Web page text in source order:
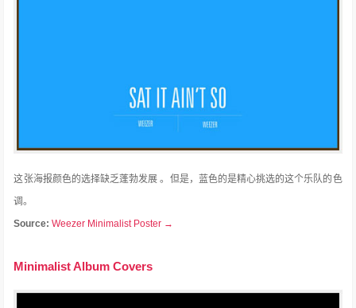
这张海报颜色的选择缺乏蓬勃发展 。 但是，蓝色的是精心挑选的这个乐队的色
调。
Source: Weezer Minimalist Poster →
Minimalist Album Covers